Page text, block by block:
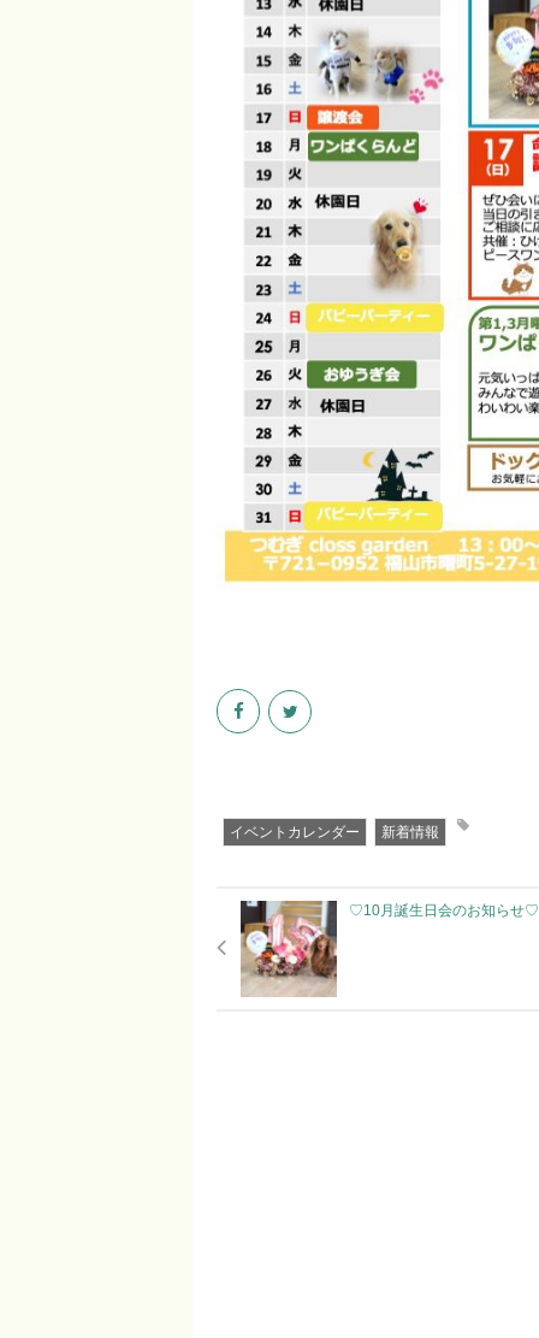
イベントカレンダー 新着情報
♡10月誕生日会のお知らせ♡